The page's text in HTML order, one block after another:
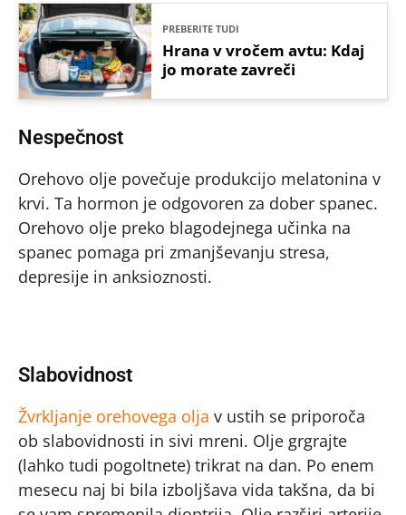
PREBERITE TUDI
Hrana v vročem avtu: Kdaj
jo morate zavreči
Nespečnost
Orehovo olje povečuje produkcijo melatonina v
krvi. Ta hormon je odgovoren za dober spanec.
Orehovo olje preko blagodejnega učinka na
spanec pomaga pri zmanjševanju stresa,
depresije in anksioznosti.
Slabovidnost
Žvrkljanje orehovega olja v ustih se priporoča
ob slabovidnosti in sivi mreni. Olje grgrajte
(lahko tudi pogoltnete) trikrat na dan. Po enem
mesecu naj bi bila izboljšava vida takšna, da bi